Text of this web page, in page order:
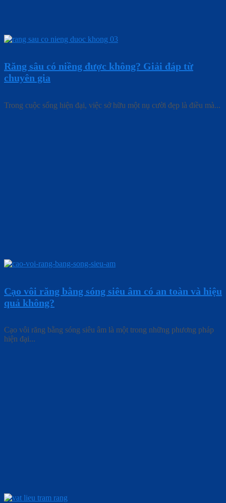
Răng sâu có niềng được không? Giải đáp từ
chuyên gia
Trong cuộc sống hiện đại, việc sở hữu một nụ cười đẹp là điều mà...
Cạo vôi răng bằng sóng siêu âm có an toàn và hiệu
quả không?
Cạo vôi răng bằng sóng siêu âm là một trong những phương pháp
hiện đại...